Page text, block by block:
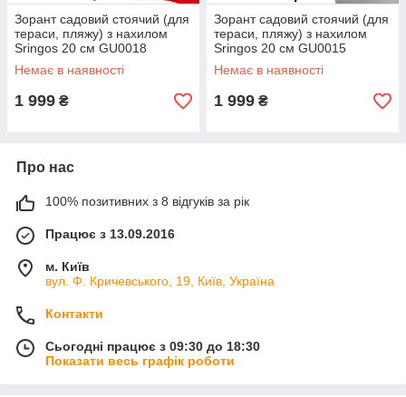
Зорант садовий стоячий (для
тераси, пляжу) з нахилом
Sringos 20 см GU0018
Немає в наявності
1 999 ₴
Зорант садовий стоячий (для
тераси, пляжу) з нахилом
Sringos 20 см GU0015
Немає в наявності
1 999 ₴
Про нас
100% позитивних з 8 відгуків за рік
Працює з 13.09.2016
м. Київ
вул. Ф. Кричевського, 19, Київ, Україна
Контакти
Сьогодні працює з 09:30 до 18:30
Показати весь графік роботи